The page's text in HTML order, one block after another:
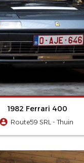
1982 Ferrari 400
Route59 SRL - Thuin